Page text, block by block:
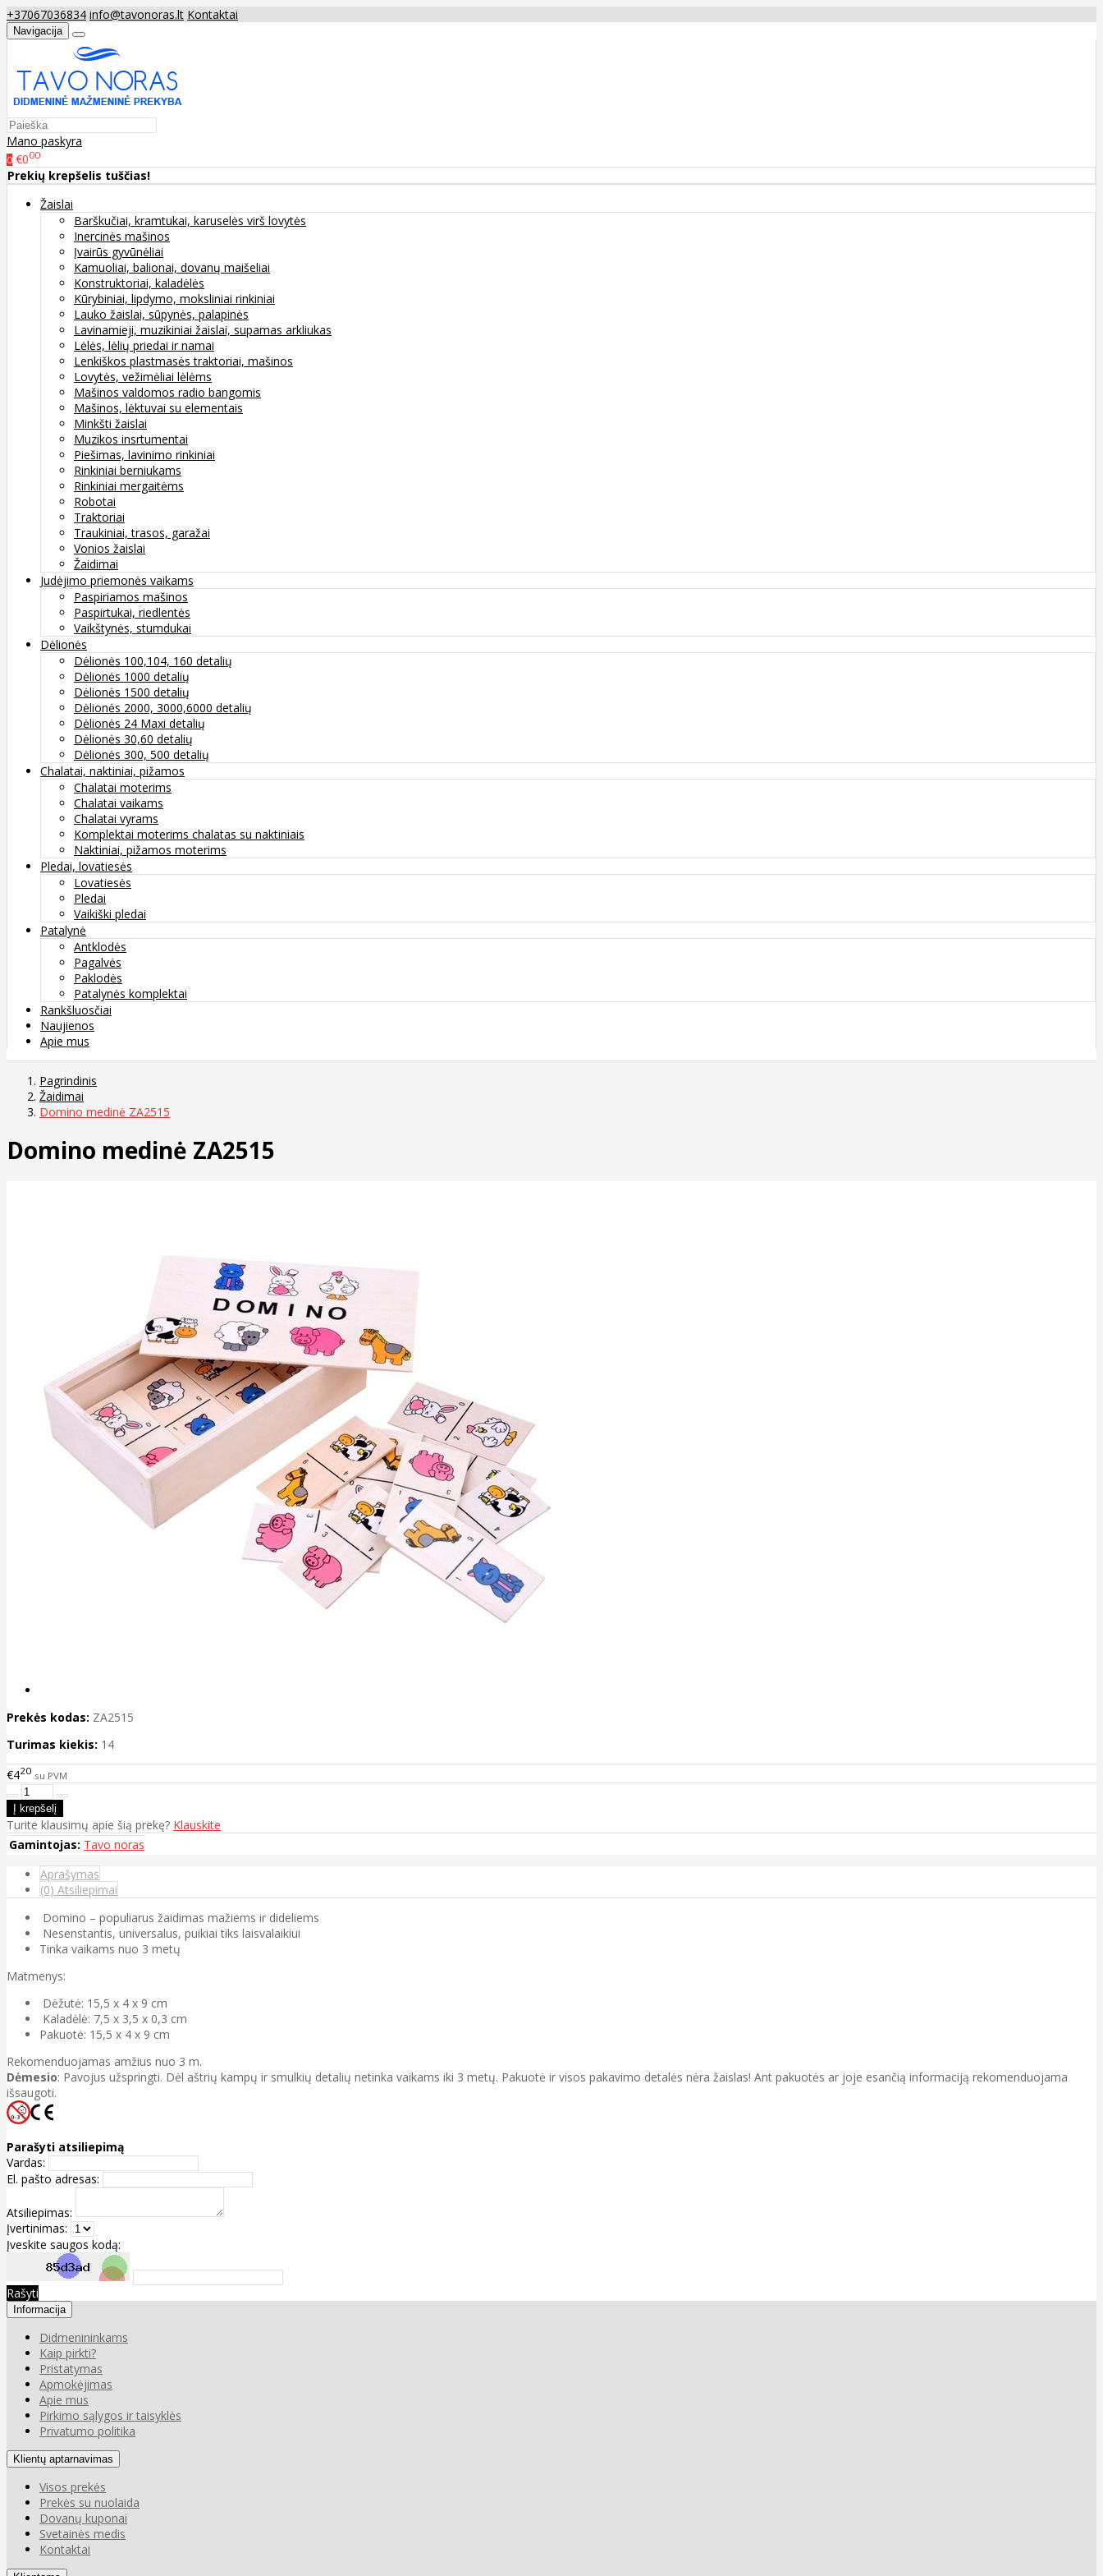
+37067036834 info@tavonoras.lt Kontaktai
Navigacija
Mano paskyra
0 €000
Prekių krepšelis tuščias!
Žaislai
Barškučiai, kramtukai, karuselės virš lovytės
Inercinės mašinos
Įvairūs gyvūnėliai
Kamuoliai, balionai, dovanų maišeliai
Konstruktoriai, kaladėlės
Kūrybiniai, lipdymo, moksliniai rinkiniai
Lauko žaislai, sūpynės, palapinės
Lavinamieji, muzikiniai žaislai, supamas arkliukas
Lėlės, lėlių priedai ir namai
Lenkiškos plastmasės traktoriai, mašinos
Lovytės, vežimėliai lėlėms
Mašinos valdomos radio bangomis
Mašinos, lėktuvai su elementais
Minkšti žaislai
Muzikos insrtumentai
Piešimas, lavinimo rinkiniai
Rinkiniai berniukams
Rinkiniai mergaitėms
Robotai
Traktoriai
Traukiniai, trasos, garažai
Vonios žaislai
Žaidimai
Judėjimo priemonės vaikams
Paspiriamos mašinos
Paspirtukai, riedlentės
Vaikštynės, stumdukai
Dėlionės
Dėlionės 100,104, 160 detalių
Dėlionės 1000 detalių
Dėlionės 1500 detalių
Dėlionės 2000, 3000,6000 detalių
Dėlionės 24 Maxi detalių
Dėlionės 30,60 detalių
Dėlionės 300, 500 detalių
Chalatai, naktiniai, pižamos
Chalatai moterims
Chalatai vaikams
Chalatai vyrams
Komplektai moterims chalatas su naktiniais
Naktiniai, pižamos moterims
Pledai, lovatiesės
Lovatiesės
Pledai
Vaikiški pledai
Patalynė
Antklodės
Pagalvės
Paklodės
Patalynės komplektai
Rankšluosčiai
Naujienos
Apie mus
Pagrindinis
Žaidimai
Domino medinė ZA2515
Domino medinė ZA2515
Prekės kodas: ZA2515
Turimas kiekis: 14
€420 su PVM
Turite klausimų apie šią prekę? Klauskite
Gamintojas: Tavo noras
Aprašymas
(0) Atsiliepimai
Domino – populiarus žaidimas mažiems ir dideliems
Nesenstantis, universalus, puikiai tiks laisvalaikiui
Tinka vaikams nuo 3 metų
Matmenys:
Dėžutė: 15,5 x 4 x 9 cm
Kaladėlė: 7,5 x 3,5 x 0,3 cm
Pakuotė: 15,5 x 4 x 9 cm
Rekomenduojamas amžius nuo 3 m.
Dėmesio: Pavojus užspringti. Dėl aštrių kampų ir smulkių detalių netinka vaikams iki 3 metų. Pakuotė ir visos pakavimo detalės nėra žaislas! Ant pakuotės ar joje esančią informaciją rekomenduojama
išsaugoti.
Parašyti atsiliepimą
Vardas:
El. pašto adresas:
Atsiliepimas:
Įvertinimas:
Įveskite saugos kodą:
Rašyti
Informacija
Didmenininkams
Kaip pirkti?
Pristatymas
Apmokėjimas
Apie mus
Pirkimo sąlygos ir taisyklės
Privatumo politika
Klientų aptarnavimas
Visos prekės
Prekės su nuolaida
Dovanų kuponai
Svetainės medis
Kontaktai